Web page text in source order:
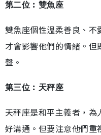
第二位︰雙魚座
雙魚座個性溫柔善良、不
才會影響他們的情緒。
聲。
第三位︰天秤座
天秤座是和平主義者，
好溝通。但要注意他們